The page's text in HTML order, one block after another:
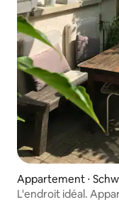
Appartement ⋅
L'endroit idéal.